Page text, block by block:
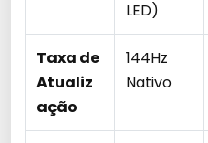
LED)
Taxa de
Atualiz
ação
144Hz
Nativo